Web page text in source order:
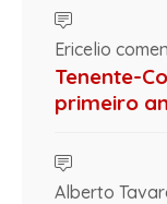
Ericelio
Tenente-
primeiro
Alberto